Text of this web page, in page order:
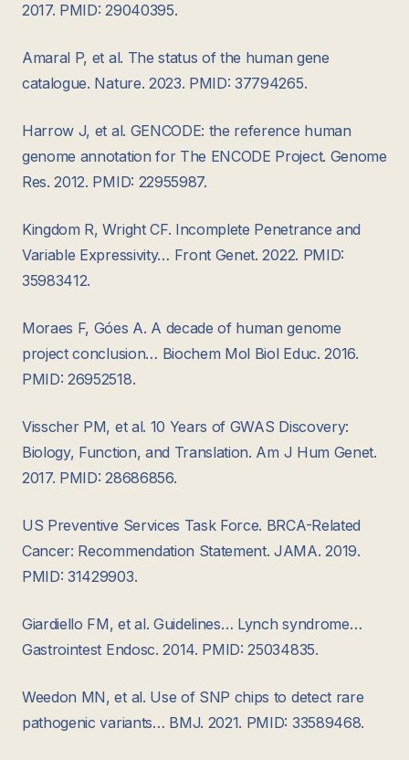
2017. PMID: 29040395.
Amaral P, et al. The status of the human gene
catalogue. Nature. 2023. PMID: 37794265.
Harrow J, et al. GENCODE: the reference human
genome annotation for The ENCODE Project. Genome
Res. 2012. PMID: 22955987.
Kingdom R, Wright CF. Incomplete Penetrance and
Variable Expressivity… Front Genet. 2022. PMID:
35983412.
Moraes F, Góes A. A decade of human genome
project conclusion… Biochem Mol Biol Educ. 2016.
PMID: 26952518.
Visscher PM, et al. 10 Years of GWAS Discovery:
Biology, Function, and Translation. Am J Hum Genet.
2017. PMID: 28686856.
US Preventive Services Task Force. BRCA-Related
Cancer: Recommendation Statement. JAMA. 2019.
PMID: 31429903.
Giardiello FM, et al. Guidelines… Lynch syndrome…
Gastrointest Endosc. 2014. PMID: 25034835.
Weedon MN, et al. Use of SNP chips to detect rare
pathogenic variants… BMJ. 2021. PMID: 33589468.